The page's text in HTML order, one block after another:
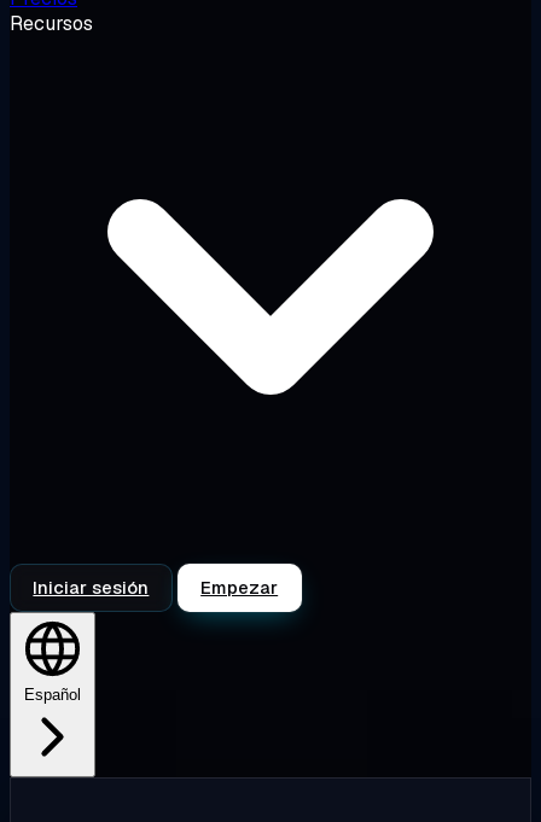
Recursos
Iniciar sesión Empezar
Español